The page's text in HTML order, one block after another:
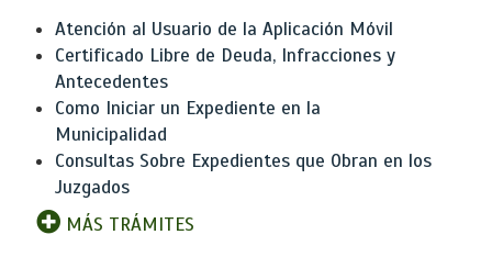
Atención al Usuario de la Aplicación Móvil
Certificado Libre de Deuda, Infracciones y
Antecedentes
Como Iniciar un Expediente en la
Municipalidad
Consultas Sobre Expedientes que Obran en los
Juzgados
MÁS TRÁMITES